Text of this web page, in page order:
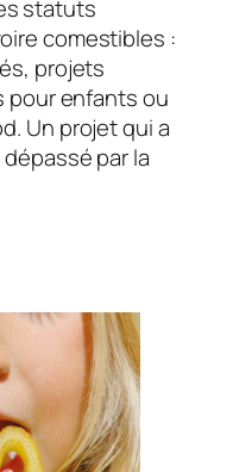
statuts
comestibles :
projets
pour enfants ou
Un projet qui a
par la